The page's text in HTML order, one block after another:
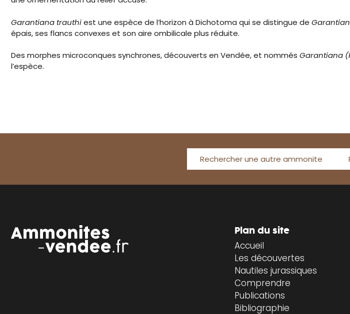
Garantiana trauthiest une espèce de l’horizon à Dichotoma qui se distingue de
épais, ses flancs convexes et son aire ombilicale plus réduite.
Des morphes microconques synchrones, découverts en Vendée, et nommés Garantiana
l’espèce.
Rechercher une autre ammonite
Plan du site
Accueil
Les découvertes
Nautiles jurassiques
Comprendre
Publications
Bibliographie